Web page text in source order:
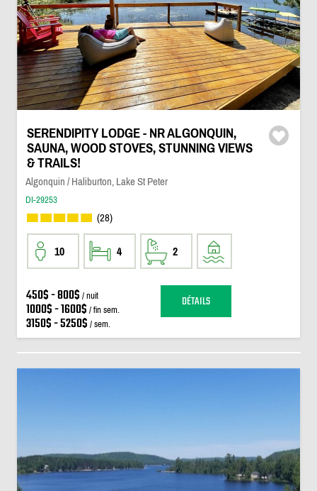
SERENDIPITY LODGE - NR ALGONQUIN,
SAUNA, WOOD STOVES, STUNNING VIEWS
& TRAILS!
Algonquin / Haliburton, Lake St Peter
DI-29253
(28)
10 4 2
450$ - 800$ / nuit
1000$ - 1600$ / fin sem.
3150$ - 5250$ / sem.
DÉTAILS